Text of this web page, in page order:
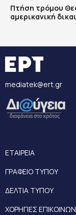
Πτήση τρόμου
αμερικανική
mediatek@ert.gr
ΕΤΑΙΡΕΙΑ
ΓΡΑΦΕΙΟ ΤΥΠΟΥ
ΔΕΛΤΙΑ ΤΥΠΟΥ
ΧΟΡΗΓΙΕΣ